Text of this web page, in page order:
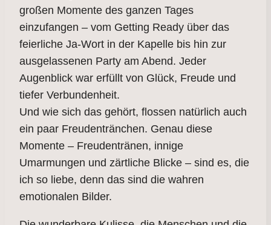
großen Momente des ganzen Tages
einzufangen – vom Getting Ready über das
feierliche Ja-Wort in der Kapelle bis hin zur
ausgelassenen Party am Abend. Jeder
Augenblick war erfüllt von Glück, Freude und
tiefer Verbundenheit.
Und wie sich das gehört, flossen natürlich auch
ein paar Freudentränchen. Genau diese
Momente – Freudentränen, innige
Umarmungen und zärtliche Blicke – sind es, die
ich so liebe, denn das sind die wahren
emotionalen Bilder.